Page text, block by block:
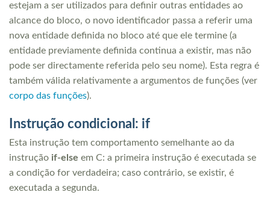
estejam a ser utilizados para definir outras entidades ao
alcance do bloco, o novo identificador passa a referir uma
nova entidade definida no bloco até que ele termine (a
entidade previamente definida continua a existir, mas não
pode ser directamente referida pelo seu nome). Esta regra é
também válida relativamente a argumentos de funções (ver
corpo das funções).
Instrução condicional: if
Esta instrução tem comportamento semelhante ao da
instrução if-else em C: a primeira instrução é executada se
a condição for verdadeira; caso contrário, se existir, é
executada a segunda.